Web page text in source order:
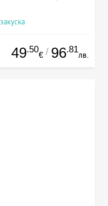
49.50
€ / 96.81
лв.